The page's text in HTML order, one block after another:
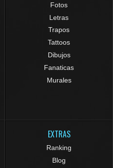
Fotos
Letras
Trapos
Tattoos
Dibujos
Fanaticas
Murales
EXTRAS
Ranking
Blog